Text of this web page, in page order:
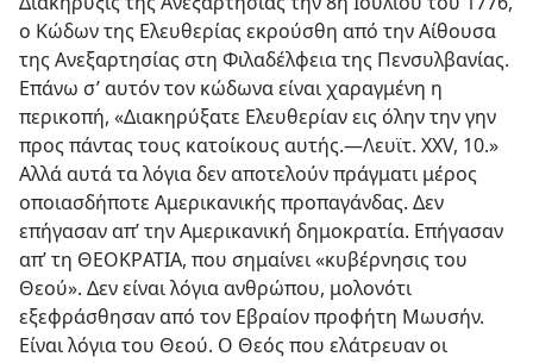
ο Κώδων της Ελευθερίας εκρούσθη από την Αίθουσα
της Ανεξαρτησίας στη Φιλαδέλφεια της Πενσυλβανίας.
Επάνω σ’ αυτόν τον κώδωνα είναι χαραγμένη η
περικοπή, «Διακηρύξατε Ελευθερίαν εις όλην την γην
προς πάντας τους κατοίκους αυτής.—Λευϊτ. XXV, 10.»
Αλλά αυτά τα λόγια δεν αποτελούν πράγματι μέρος
οποιασδήποτε Αμερικανικής προπαγάνδας. Δεν
επήγασαν απ’ την Αμερικανική δημοκρατία. Επήγασαν
απ’ τη ΘΕΟΚΡΑΤΙΑ, που σημαίνει «κυβέρνησις του
Θεού». Δεν είναι λόγια ανθρώπου, μολονότι
εξεφράσθησαν από τον Εβραίον προφήτη Μωυσήν.
Είναι λόγια του Θεού. Ο Θεός που ελάτρευαν οι